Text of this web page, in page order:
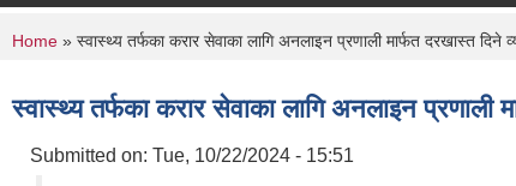
You are here
Home » स्वास्थ्य तर्फका करार सेवाका लागि अनलाइन प्रणाली मार्फत दरखास्त दिने
स्वास्थ्य तर्फका करार सेवाका लागि अनलाइन प्रणाली
Submitted on: Tue, 10/22/2024 - 15:51